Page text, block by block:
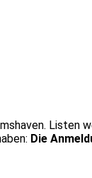
Listen
Die